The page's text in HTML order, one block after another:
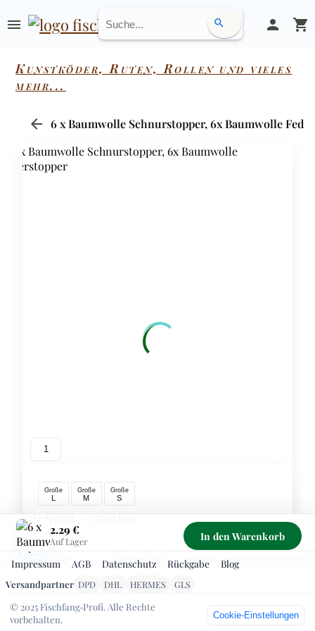
menu search person shopping_cart
Kunstköder, Ruten, Rollen und vieles
mehr...
arrow_back 6 x Baumwolle Schnurstopper, 6x Baumwolle
1
Große Große
M
Große
S
Lieferzeit 2–3 Werktage
Preis 2.29 €
inkl. MwSt., zzgl. Versand
Sichere Zahlung über PayPal – Kreditkarte/SEPA ohne
PayPal‑Konto möglich. Kostenloser Versand ab 99 €
- 1 +
2.29 €
Auf Lager In den Warenkorb
Impressum AGB Datenschutz Rückgabe Blog
Versandpartner DPD DHL HERMES
GLS
© 2025 Fischfang‑Profi. Alle Rechte
vorbehalten.
Cookie‑Einstellungen